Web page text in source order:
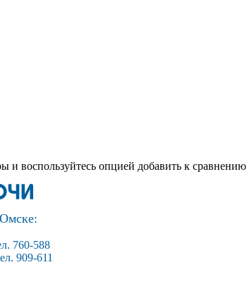
и воспользуйтесь опцией добавить к сравнению
760-588
909-611